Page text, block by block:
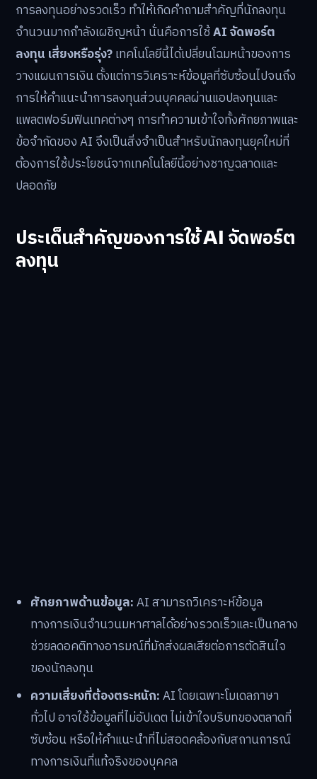
การลงทุนอย่างรวดเร็ว ทำให้เกิดคำถามสำคัญที่นักลงทุน
จำนวนมากกำลังเผชิญหน้า นั่นคือการใช้AI จัดพอร์ต
ลงทุน เสี่ยงหรือรุ่ง?เทคโนโลยีนี้ได้เปลี่ยนโฉมหน้าของการ
วางแผนการเงิน ตั้งแต่การวิเคราะห์ข้อมูลที่ซับซ้อนไปจนถึง
การให้คำแนะนำการลงทุนส่วนบุคคลผ่านแอปลงทุนและ
แพลตฟอร์มฟินเทคต่างๆ การทำความเข้าใจทั้งศักยภาพและ
ข้อจำกัดของ AI จึงเป็นสิ่งจำเป็นสำหรับนักลงทุนยุคใหม่ที่
ต้องการใช้ประโยชน์จากเทคโนโลยีนี้อย่างชาญฉลาดและ
ปลอดภัย
ประเด็นสำคัญของการใช้ AI จัดพอร์ต
ลงทุน
ศักยภาพด้านข้อมูล:AI สามารถวิเคราะห์ข้อมูล
ทางการเงินจำนวนมหาศาลได้อย่างรวดเร็วและเป็นกลาง
ช่วยลดอคติทางอารมณ์ที่มักส่งผลเสียต่อการตัดสินใจ
ของนักลงทุน
ความเสี่ยงที่ต้องตระหนัก:AI โดยเฉพาะโมเดลภาษา
ทั่วไป อาจใช้ข้อมูลที่ไม่อัปเดต ไม่เข้าใจบริบทของตลาดที่
ซับซ้อน หรือให้คำแนะนำที่ไม่สอดคล้องกับสถานการณ์
ทางการเงินที่แท้จริงของบุคคล